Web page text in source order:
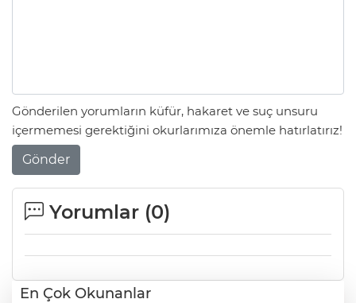
Gönderilen yorumların küfür, hakaret ve suç unsuru
içermemesi gerektiğini okurlarımıza önemle hatırlatırız!
Gönder
Yorumlar (0)
En Çok Okunanlar